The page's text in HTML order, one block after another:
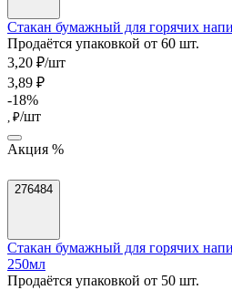
Стакан бумажный для горячих
Продаётся упаковкой от 60 шт.
3,20 ₽/шт
3,89 ₽
-18%
, ₽/шт
Акция %
276484
Стакан бумажный для горячих
250мл
Продаётся упаковкой от 50 шт.